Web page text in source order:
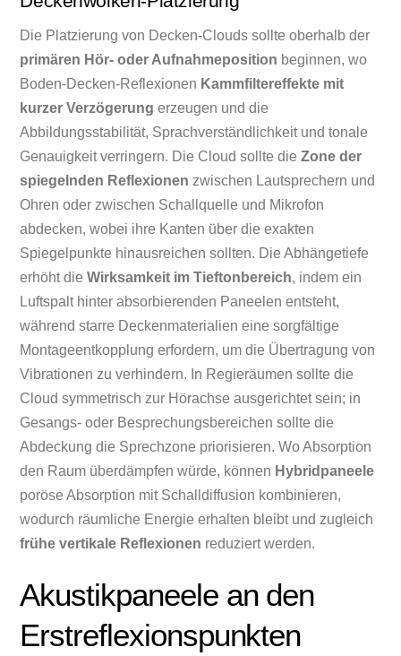
Die Platzierung von Decken-Clouds sollte oberhalb der
primären Hör- oder Aufnahmeposition beginnen, wo
Boden-Decken-Reflexionen Kammfiltereffekte mit
kurzer Verzögerung erzeugen und die
Abbildungsstabilität, Sprachverständlichkeit und tonale
Genauigkeit verringern. Die Cloud sollte dieZone der
spiegelnden Reflexionen zwischen Lautsprechern und
Ohren oder zwischen Schallquelle und Mikrofon
abdecken, wobei ihre Kanten über die exakten
Spiegelpunkte hinausreichen sollten. Die Abhängetiefe
erhöht dieWirksamkeit im Tieftonbereich, indem ein
Luftspalt hinter absorbierenden Paneelen entsteht,
während starre Deckenmaterialien eine sorgfältige
Montageentkopplung erfordern, um die Übertragung von
Vibrationen zu verhindern. In Regieräumen sollte die
Cloud symmetrisch zur Hörachse ausgerichtet sein; in
Gesangs- oder Besprechungsbereichen sollte die
Abdeckung die Sprechzone priorisieren. Wo Absorption
den Raum überdämpfen würde, können Hybridpaneele
poröse Absorption mit Schalldiffusion kombinieren,
wodurch räumliche Energie erhalten bleibt und zugleich
frühe vertikale Reflexionen reduziert werden.
Akustikpaneele an den
Erstreflexionspunkten